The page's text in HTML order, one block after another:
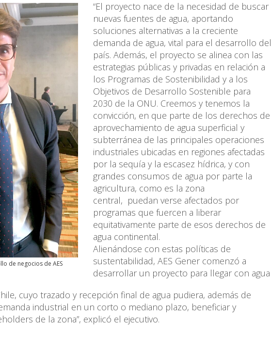
de negocios de AES
“El proyecto nace de la necesidad de buscar
nuevas fuentes de agua, aportando
soluciones alternativas a la creciente
demanda de agua, vital para el desarrollo del
país. Además, el proyecto se alinea con las
estrategias públicas y privadas en relación a
los Programas de Sostenibilidad y a los
Objetivos de Desarrollo Sostenible para
2030 de la ONU. Creemos y tenemos la
convicción, en que parte de los derechos de
aprovechamiento de agua superficial y
subterránea de las principales operaciones
industriales ubicadas en regiones afectadas
por la sequía y la escasez hídrica, y con
grandes consumos de agua por parte la
agricultura, como es la zona
central, puedan verse afectados por
programas que fuercen a liberar
equitativamente parte de esos derechos de
agua continental.
Alienándose con estas políticas de
sustentabilidad, AES Gener comenzó a
desarrollar un proyecto para llegar con agua
cuyo trazado y recepción final de agua pudiera, además de
industrial en un corto o mediano plazo, beneficiar y
de la zona”, explicó el ejecutivo.